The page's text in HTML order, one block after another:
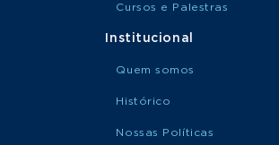
Cursos e Palestras
Institucional
Quem somos
Histórico
Nossas Políticas